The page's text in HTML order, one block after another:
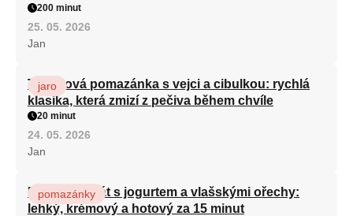
200 minut
25. 05. 2026
Jan
Tuňáková pomazánka s vejci a cibulkou: rychlá
klasika, která zmizí z pečiva během chvíle
jaro
20 minut
24. 05. 2026
Jan
Mrkvový salát s jogurtem a vlašskými ořechy:
lehký, krémový a hotový za 15 minut
pomazánky